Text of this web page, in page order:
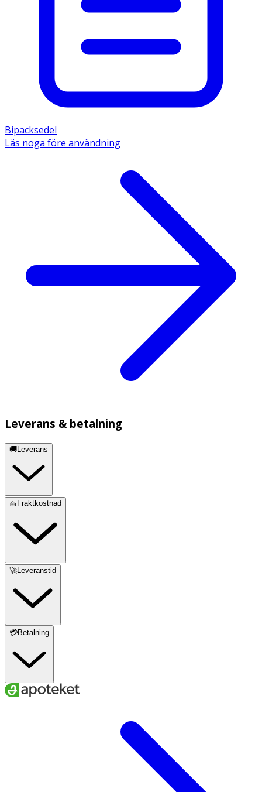
Bipacksedel
Läs noga före användning
Leverans & betalning
🚚Leverans
🧺Fraktkostnad
🚀Leveranstid
💳Betalning